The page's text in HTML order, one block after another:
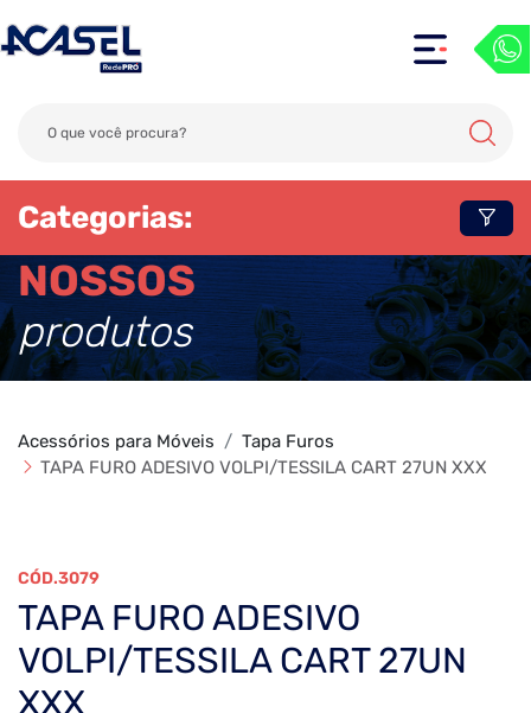
Categorias:
NOSSOS
produtos
Acessórios para Móveis
Tapa Furos
TAPA FURO ADESIVO VOLPI/TESSILA CART 27UN XXX
3079
TAPA FURO ADESIVO
VOLPI/TESSILA CART 27UN
XXX